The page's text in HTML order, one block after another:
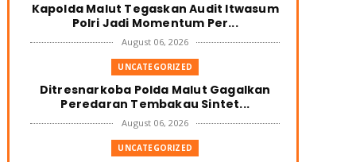
Kapolda Malut Tegaskan Audit Itwasum
Polri Jadi Momentum Per...
August 06, 2026
UNCATEGORIZED
Ditresnarkoba Polda Malut Gagalkan
Peredaran Tembakau Sintet...
August 06, 2026
UNCATEGORIZED